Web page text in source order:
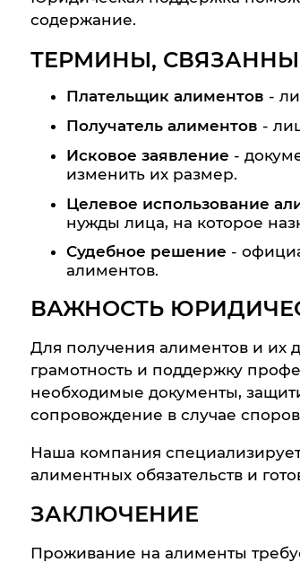
содержание.
ТЕРМИНЫ,
Плательщик алиментов -
Получатель алиментов -
Исковое заявление -
изменить их размер.
Целевое использование
нужды лица, на которое
Судебное решение -
алиментов.
ВАЖНОСТЬ
Для получения алиментов и их
грамотность и поддержку
необходимые документы,
сопровождение в случае
Наша компания
алиментных обязательств и
ЗАКЛЮЧЕНИЕ
Проживание на алименты